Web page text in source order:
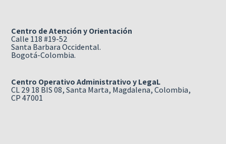
Centro de Atención y Orientación
Calle 118 #19-52
Santa Barbara Occidental.
Bogotá-Colombia.
Centro Operativo Administrativo y LegaL
CL 29 18 BIS 08, Santa Marta, Magdalena, Colombia,
CP 47001